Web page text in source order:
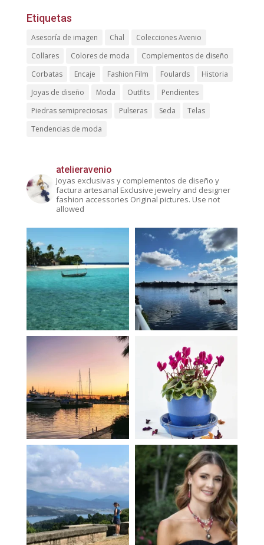
Etiquetas
Asesoría de imagen Chal
Colecciones Avenio
Collares
Colores de moda
Complementos de diseño
Corbatas
Encaje Fashion Film Foulards
Historia
Joyas de diseño
Moda Outfits
Pendientes
Piedras semipreciosas
Pulseras Seda
Telas
Tendencias de moda
atelieravenio
Joyas exclusivas y complementos de diseño y
factura artesanal Exclusive jewelry and designer
fashion accessories Original pictures. Use not
allowed